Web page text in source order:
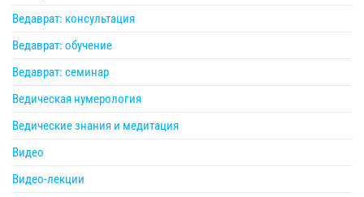
Ведаврат: консультация
Ведаврат: обучение
Ведаврат: семинар
Ведическая нумерология
Ведические знания и медитация
Видео
Видео-лекции